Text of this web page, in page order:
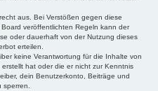
aus. Bei Verstößen gegen diese
veröffentlichten Regeln kann der
oder dauerhaft von der Nutzung dieses
erteilen.
keine Verantwortung für die Inhalte von
hat oder die er nicht zur Kenntnis
dein Benutzerkonto, Beiträge und